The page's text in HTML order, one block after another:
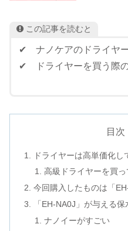
この記事を読むと
✔ ナノケアのドライヤ
✔ ドライヤーを買う際
目次
ドライヤーは高単価化し
高級ドライヤーを買
今回購入したものは「
「EH-NA0J」が与える
ナノイーがすごい